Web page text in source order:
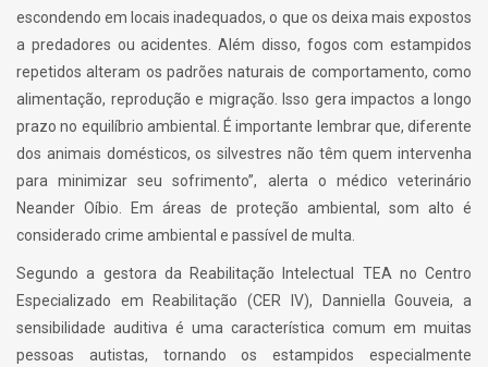
escondendo em locais inadequados, o que os deixa mais expostos
a predadores ou acidentes. Além disso, fogos com estampidos
repetidos alteram os padrões naturais de comportamento, como
alimentação, reprodução e migração. Isso gera impactos a longo
prazo no equilíbrio ambiental. É importante lembrar que, diferente
dos animais domésticos, os silvestres não têm quem intervenha
para minimizar seu sofrimento”, alerta o médico veterinário
Neander Oíbio. Em áreas de proteção ambiental, som alto é
considerado crime ambiental e passível de multa.
Segundo a gestora da Reabilitação Intelectual TEA no Centro
Especializado em Reabilitação (CER IV), Danniella Gouveia, a
sensibilidade auditiva é uma característica comum em muitas
pessoas autistas, tornando os estampidos especialmente